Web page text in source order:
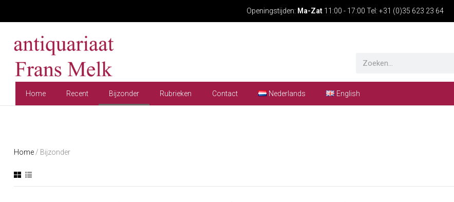
Openingstijden: Ma-Zat 11:00 - 17:00 Tel: +31 (0)35 623 23 64
Home Recent Bijzonder Rubrieken Contact Nederlands English
Home / Bijzonder